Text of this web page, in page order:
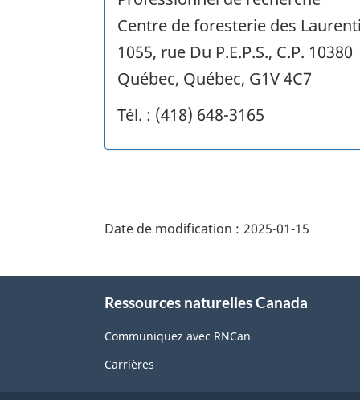
Centre de foresterie des
1055, rue Du P.E.P.S., C.P. 10380
Québec, Québec, G1V 4C7
Tél. : (418) 648-3165
de
page"
Date de modification : 2025-01-15
Ressources naturelles Canada
Communiquez avec RNCan
Carrières